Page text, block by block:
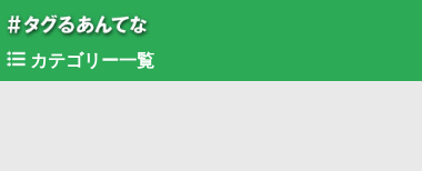
カテゴリー一覧